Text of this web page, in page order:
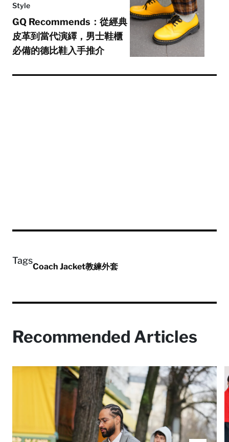
Style
GQ Recommends：從經典
皮革到當代演繹，男士鞋櫃
必備的德比鞋入手推介
Tags
Coach Jacket教練外套
Recommended Articles